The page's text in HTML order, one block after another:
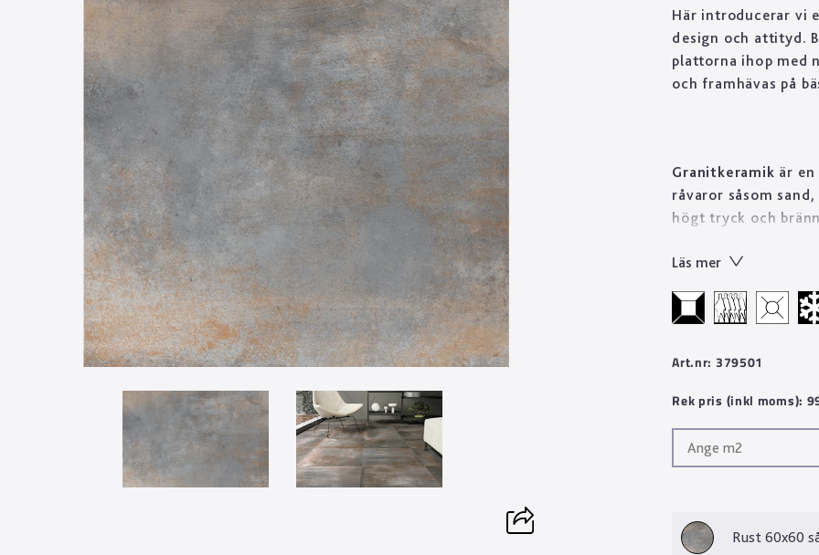
Här introducerar vi
design och attityd.
plattorna ihop med
och framhävas på
Granitkeramik är
råvaror såsom
högt tryck och
Tekniskt sett är
Designen skapas
mönsterbilder än
material som håller
Läs mer
Art.nr: 379501
Rek pris (inkl moms):
Rust 60x60